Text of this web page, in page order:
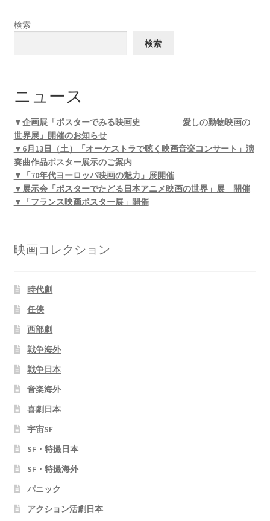
検索
検索
ニュース
▼企画展「ポスターでみる映画史 愛しの動物映画の
世界展」開催のお知らせ
▼6月13日（土）「オーケストラで聴く映画音楽コンサート」演
奏曲作品ポスター展示のご案内
▼「70年代ヨーロッパ映画の魅力」展開催
▼展示会「ポスターでたどる日本アニメ映画の世界」展 開催
▼「フランス映画ポスター展」開催
映画コレクション
時代劇
任侠
西部劇
戦争海外
戦争日本
音楽海外
喜劇日本
宇宙SF
SF・特撮日本
SF・特撮海外
パニック
アクション活劇日本